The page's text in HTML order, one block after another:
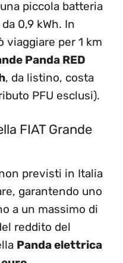
piccola batteria
0,9 kWh. In
viaggiare per 1 km
Panda RED
, da listino, costa
PFU esclusi).
FIAT Grande
previsti in Italia
garantendo uno
a un massimo di
reddito del
Panda elettrica